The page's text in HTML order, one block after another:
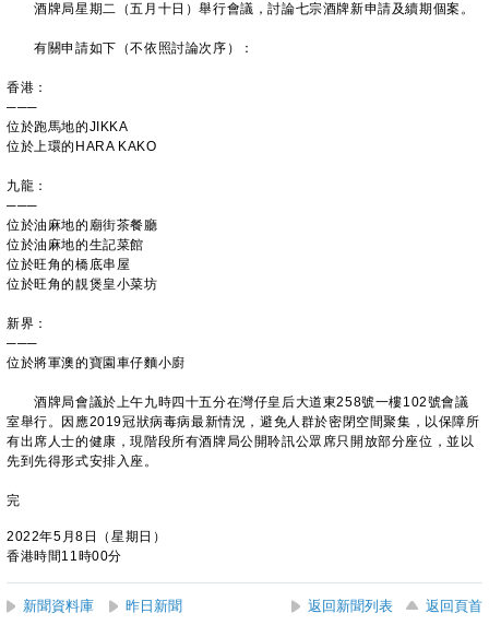
酒牌局星期二（五月十日）舉行會議，討論七宗酒牌新申請及續期個案。
有關申請如下（不依照討論次序）：
香港：
───
位於跑馬地的JIKKA
位於上環的HARA KAKO
九龍：
───
位於油麻地的廟街茶餐廳
位於油麻地的生記菜館
位於旺角的橋底串屋
位於旺角的靚煲皇小菜坊
新界：
───
位於將軍澳的寶園車仔麵小廚
酒牌局會議於上午九時四十五分在灣仔皇后大道東258號一樓102號會議
室舉行。因應2019冠狀病毒病最新情況，避免人群於密閉空間聚集，以保障所
有出席人士的健康，現階段所有酒牌局公開聆訊公眾席只開放部分座位，並以
先到先得形式安排入座。
完
2022年5月8日（星期日）
香港時間11時00分
新聞資料庫 昨日新聞 返回新聞列表 返回頁首